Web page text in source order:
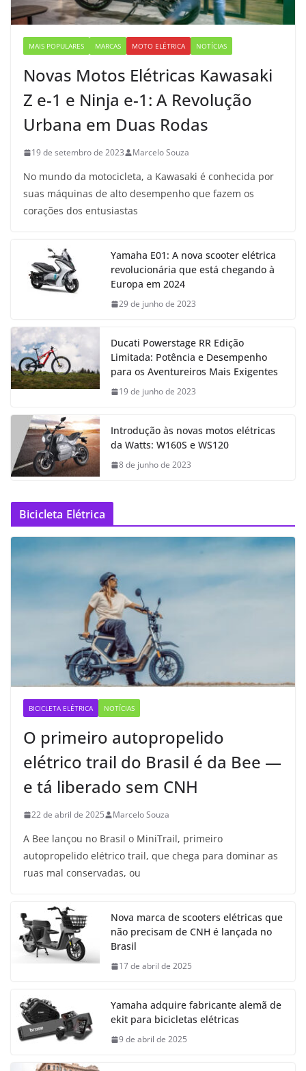
MAIS POPULARES MARCAS MOTO ELÉTRICA NOTÍCIAS
Novas Motos Elétricas Kawasaki
Z e-1 e Ninja e-1: A Revolução
Urbana em Duas Rodas
19 de setembro de 2023 Marcelo Souza
No mundo da motocicleta, a Kawasaki é conhecida por
suas máquinas de alto desempenho que fazem os
corações dos entusiastas
Yamaha E01: A nova scooter elétrica
revolucionária que está chegando à
Europa em 2024
29 de junho de 2023
Ducati Powerstage RR Edição
Limitada: Potência e Desempenho
para os Aventureiros Mais Exigentes
19 de junho de 2023
Introdução às novas motos elétricas
da Watts: W160S e WS120
8 de junho de 2023
Bicicleta Elétrica
BICICLETA ELÉTRICA NOTÍCIAS
O primeiro autopropelido
elétrico trail do Brasil é da Bee —
e tá liberado sem CNH
22 de abril de 2025 Marcelo Souza
A Bee lançou no Brasil o MiniTrail, primeiro
autopropelido elétrico trail, que chega para dominar as
ruas mal conservadas, ou
Nova marca de scooters elétricas que
não precisam de CNH é lançada no
Brasil
17 de abril de 2025
Yamaha adquire fabricante alemã de
ekit para bicicletas elétricas
9 de abril de 2025